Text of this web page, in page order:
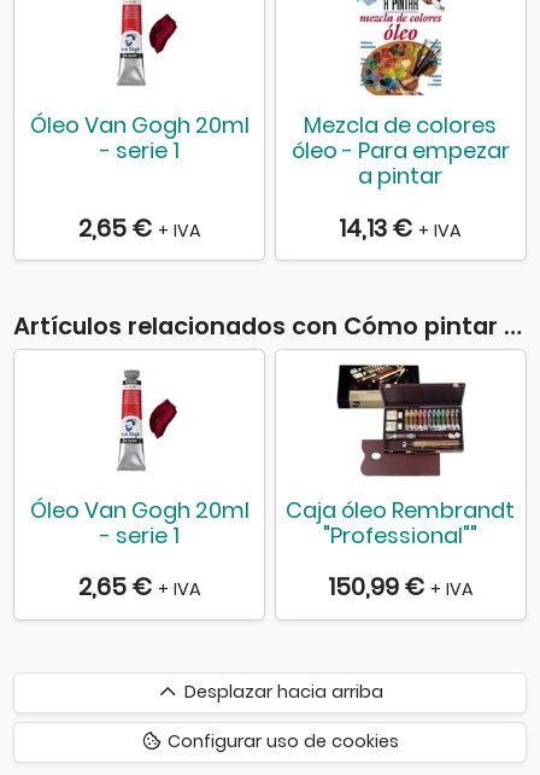
Óleo Van Gogh 20ml
- serie 1
2,65 € + IVA
Mezcla de colores
óleo - Para empezar
a pintar
14,13 € + IVA
Artículos relacionados con Cómo pintar al óleo
Óleo Van Gogh 20ml
- serie 1
2,65 € + IVA
Caja óleo Rembrandt
"Professional""
150,99 € + IVA
Desplazar
hacia
arriba
Desplazar hacia arriba
Configurar uso de cookies